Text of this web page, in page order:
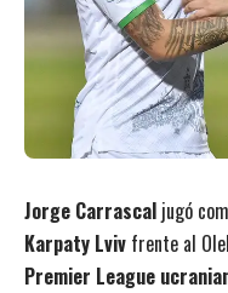
Jorge Carrascal jugó
Karpaty Lviv frente al
Premier League